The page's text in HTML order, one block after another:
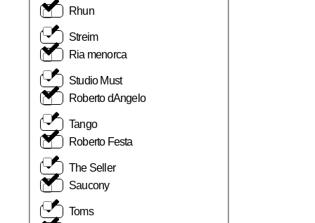
Streim
Studio Must
Tango
The Seller
Toms
Rhun
Ria menorca
Roberto dAngelo
Roberto Festa
Saucony